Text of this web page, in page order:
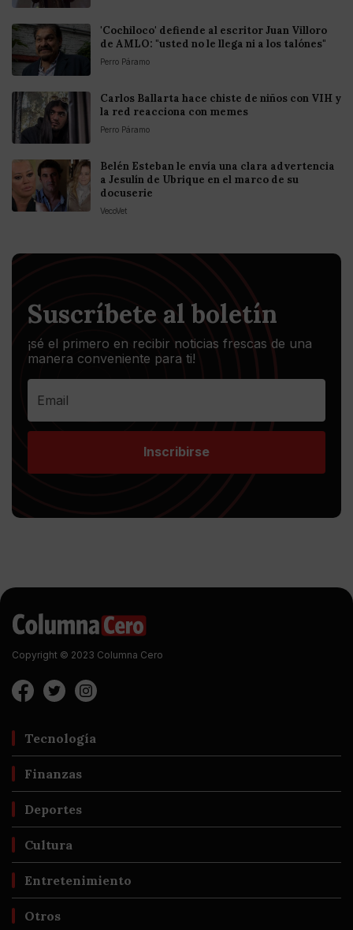
'Cochiloco' defiende al escritor Juan Villoro
de AMLO: "usted no le llega ni a los talónes"
Perro Páramo
Carlos Ballarta hace chiste de niños con VIH y
la red reacciona con memes
Perro Páramo
Belén Esteban le envía una clara advertencia
a Jesulín de Ubrique en el marco de su
docuserie
VecoVet
Suscríbete al boletín
¡sé el primero en recibir noticias frescas de una
manera conveniente para ti!
Inscribirse
Copyright © 2023 Columna Cero
Tecnología
Finanzas
Deportes
Cultura
Entretenimiento
Otros